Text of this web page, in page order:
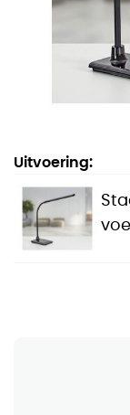
Uitvoering: